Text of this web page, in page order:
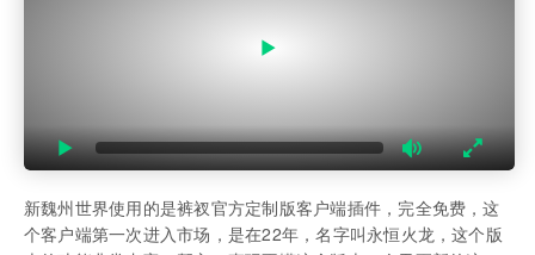
新魏州世界使用的是裤衩官方定制版客户端插件，完全免费，这
个客户端第一次进入市场，是在22年，名字叫永恒火龙，这个版